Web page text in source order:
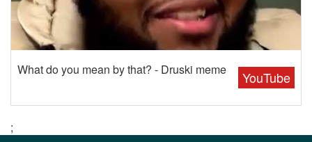
YouTube
What do you mean by that? - Druski meme
;